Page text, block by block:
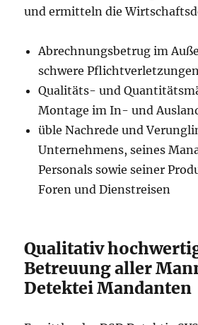
und ermitteln die
Abrechnungsbetrug im
schwere
Qualitäts- und
Montage im In- und
üble Nachrede und
Unternehmens, seines
Personals sowie seiner
Foren und Dienstreisen
Qualitativ
Betreuung aller
Detektei Mandanten